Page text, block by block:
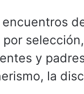
y
la